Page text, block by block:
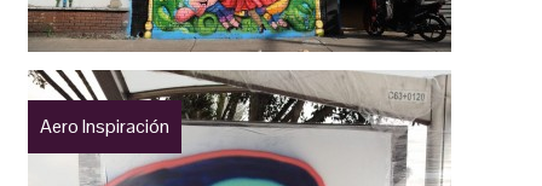
Aero Inspiración